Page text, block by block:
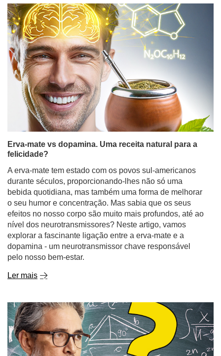
Erva-mate vs dopamina. Uma receita natural para a
felicidade?
A erva-mate tem estado com os povos sul-americanos
durante séculos, proporcionando-lhes não só uma
bebida quotidiana, mas também uma forma de melhorar
o seu humor e concentração. Mas sabia que os seus
efeitos no nosso corpo são muito mais profundos, até ao
nível dos neurotransmissores? Neste artigo, vamos
explorar a fascinante ligação entre a erva-mate e a
dopamina - um neurotransmissor chave responsável
pelo nosso bem-estar.
Ler mais